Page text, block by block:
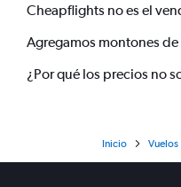
Cheapflights no es el
Agregamos montones
¿Por qué los precios no
Inicio Vuelos